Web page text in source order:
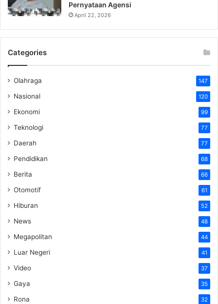
Pernyataan Agensi
April 22, 2026
Categories
Olahraga 147
Nasional 120
Ekonomi 99
Teknologi 77
Daerah 77
Pendidikan 68
Berita 66
Otomotif 61
Hiburan 52
News 48
Megapolitan 44
Luar Negeri 41
Video 37
Gaya 35
Rona 32